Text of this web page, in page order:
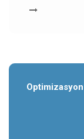
Optimizasyon